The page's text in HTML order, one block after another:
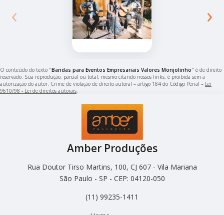
‹ ›
O conteúdo do texto "Bandas para Eventos Empresariais Valores Monjolinho" é de direito
reservado. Sua reprodução, parcial ou total, mesmo citando nossos links, é proibida sem a
autorização do autor. Crime de violação de direito autoral – artigo 184 do Código Penal – Lei
9610/98 - Lei de direitos autorais.
Amber Produções
Rua Doutor Tirso Martins, 100, CJ 607 - Vila Mariana
São Paulo - SP - CEP: 04120-050
(11) 99235-1411